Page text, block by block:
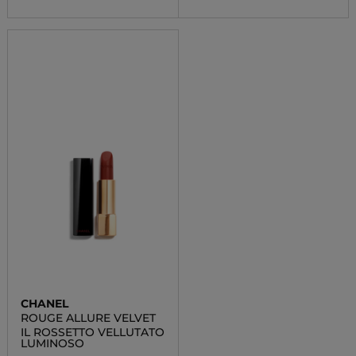
CHANEL
ROUGE ALLURE VELVET
IL ROSSETTO VELLUTATO
LUMINOSO